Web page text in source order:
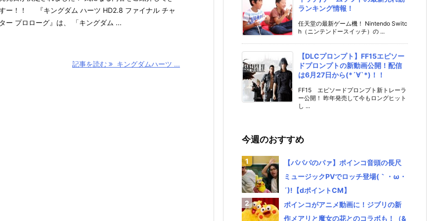
ー！！ 『キングダム ハーツ HD2.8 ファイナル チャ
ー プロローグ』は、 「キングダム ...
記事を読む キングダムハーツ ...
ランキング情報！
任天堂の最新ゲーム機！ Nintendo Switc
h（ニンテンドースイッチ）の ...
【DLCプロンプト】FF15エピソー
ドプロンプトの新動画公開！配信
は6月27日から(*´∀`*)！！
FF15 エピソードプロンプト新トレーラ
ー公開！ 昨年発売して今もロングヒット
し ...
今週のおすすめ
【パパパのパァ】ポインコ音頭の長尺
ミュージックPVでロッチ登場(｀・ω・
´)!【dポイントCM】
ポインコがアニメ動画に！ジブリの新
作メアリと魔女の花とのコラボも！（&